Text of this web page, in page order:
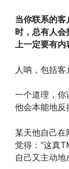
当你联系的
时，总有人
上一定要有内
人呐，包括客
一个道理，你
他会本能地反
某天他自己在
觉得：“这真
自己又主动地